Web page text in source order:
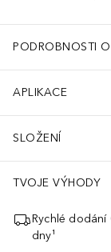
PODROBNOSTI
APLIKACE
SLOŽENÍ
TVOJE VÝHODY
Rychlé
dny¹